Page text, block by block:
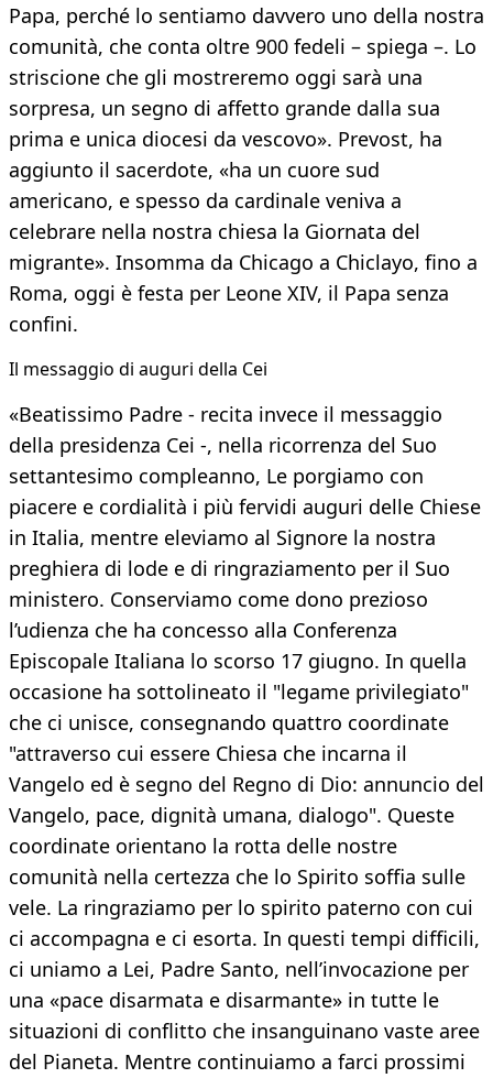
Papa, perché lo sentiamo davvero uno della nostra
comunità, che conta oltre 900 fedeli – spiega –. Lo
striscione che gli mostreremo oggi sarà una
sorpresa, un segno di affetto grande dalla sua
prima e unica diocesi da vescovo». Prevost, ha
aggiunto il sacerdote, «ha un cuore sud
americano, e spesso da cardinale veniva a
celebrare nella nostra chiesa la Giornata del
migrante». Insomma da Chicago a Chiclayo, fino a
Roma, oggi è festa per Leone XIV, il Papa senza
confini.
Il messaggio di auguri della Cei
«Beatissimo Padre - recita invece il messaggio
della presidenza Cei -, nella ricorrenza del Suo
settantesimo compleanno, Le porgiamo con
piacere e cordialità i più fervidi auguri delle Chiese
in Italia, mentre eleviamo al Signore la nostra
preghiera di lode e di ringraziamento per il Suo
ministero. Conserviamo come dono prezioso
l’udienza che ha concesso alla Conferenza
Episcopale Italiana lo scorso 17 giugno. In quella
occasione ha sottolineato il "legame privilegiato"
che ci unisce, consegnando quattro coordinate
"attraverso cui essere Chiesa che incarna il
Vangelo ed è segno del Regno di Dio: annuncio del
Vangelo, pace, dignità umana, dialogo". Queste
coordinate orientano la rotta delle nostre
comunità nella certezza che lo Spirito soffia sulle
vele. La ringraziamo per lo spirito paterno con cui
ci accompagna e ci esorta. In questi tempi difficili,
ci uniamo a Lei, Padre Santo, nell’invocazione per
una «pace disarmata e disarmante» in tutte le
situazioni di conflitto che insanguinano vaste aree
del Pianeta. Mentre continuiamo a farci prossimi